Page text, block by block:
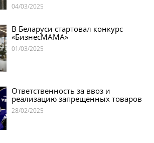
04/03/2025
01/03/2025
В Беларуси стартовал конкурс
«БизнесМАМА»
28/02/2025
Ответственность за ввоз и
реализацию запрещенных товаров